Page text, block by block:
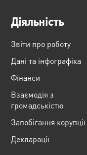
Діяльність
Звіти про роботу
Дані та інфографіка
Фінанси
Взаємодія з
громадськістю
Запобігання корупції
Декларації